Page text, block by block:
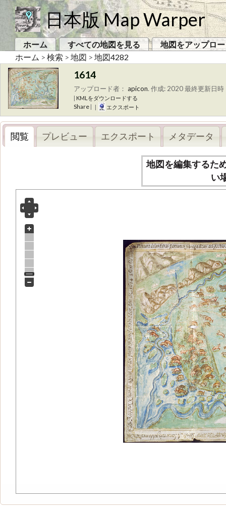
日本版 Map Warper
ホーム すべての地図を見る
地図をアップロ
ホーム > 検索 > 地図 > 地図4282
1614
アップロード者： apicon. 作成: 2020最終更新日時
| KMLをダウンロードする
Share | | エクスポート
閲覧 プレビュー エクスポート メタデータ
地図を編集するた
い